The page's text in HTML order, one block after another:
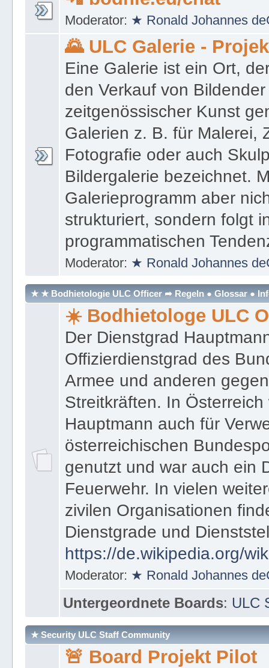
Moderator: ★ Ronald Johannes
🌄 ULC Galerie -
Eine Galerie ist ein Ort,
den Verkauf von
zeitgenössischer Kunst
Galerien z. B. für Malerei,
Fotografie oder auch
Bildergalerie bezeichnet.
Galerieprogramm aber
strukturiert, sondern folgt
programmatischen
Moderator: ★ Ronald Johannes
★ ★ Bodhietologie ULC Officer ➦ Regeln ● Glossar ●
☀️ Bodhietologe ULC
Der Dienstgrad
Offizierdienstgrad des
Armee und anderen
Streitkräften. In
Hauptmann auch für
österreichischen
genutzt und war auch ein
Feuerwehr. In vielen
zivilen Organisationen
Dienstgrade und
https://de.wikipedia.org/
Moderator: ★ Ronald Johannes
Untergeordnete Boards: ULC
★ Security ULC Staff Community
🚨 Board Projekt Pilot